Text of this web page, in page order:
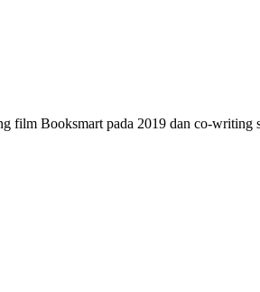
film Booksmart pada 2019 dan co-